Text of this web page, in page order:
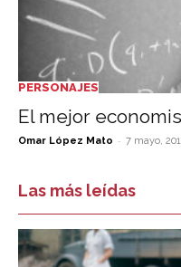
PERSONAJES
El mejor
Omar López Mato - 7 mayo,
Las más leídas